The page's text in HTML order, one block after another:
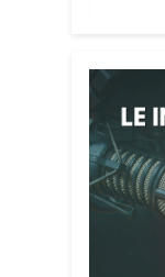
Il
temi
nel